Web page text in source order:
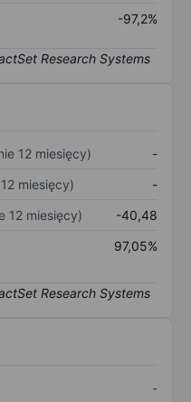
-97,2%
12 miesięcy)
-
miesięcy)
-
12 miesięcy)
-40,48
97,05%
-